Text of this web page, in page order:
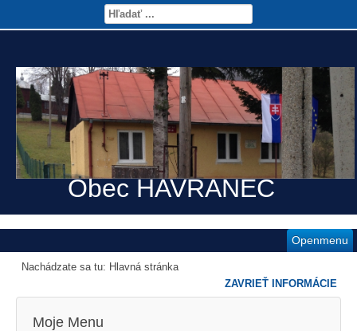
Obec HAVRANEC
Openmenu
Nachádzate sa tu: Hlavná stránka
Moje Menu
ZAVRIEŤ INFORMÁCIE